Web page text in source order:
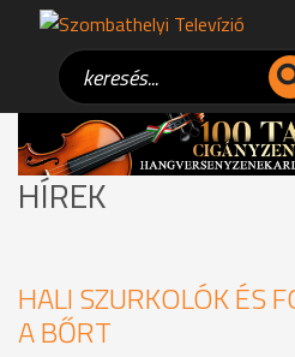
HÍREK
HALI SZURKOLÓK ÉS
A BŐRT